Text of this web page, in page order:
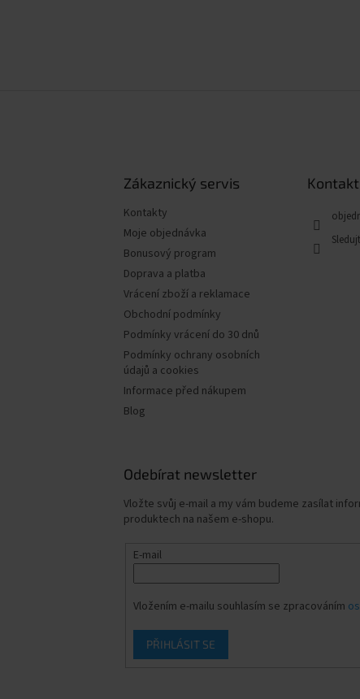
Zákaznický servis
Kontakty
Moje objednávka
Bonusový program
Doprava a platba
Vrácení zboží a reklamace
Obchodní podmínky
Podmínky vrácení do 30 dnů
Podmínky ochrany osobních
údajů a cookies
Informace před nákupem
Blog
Kontakt
Odebírat newsletter
Vložte svůj e-mail a my vám budeme zasílat
produktech na našem e-shopu.
E-mail
Vložením e-mailu souhlasím se zpracováním
PŘIHLÁSIT SE